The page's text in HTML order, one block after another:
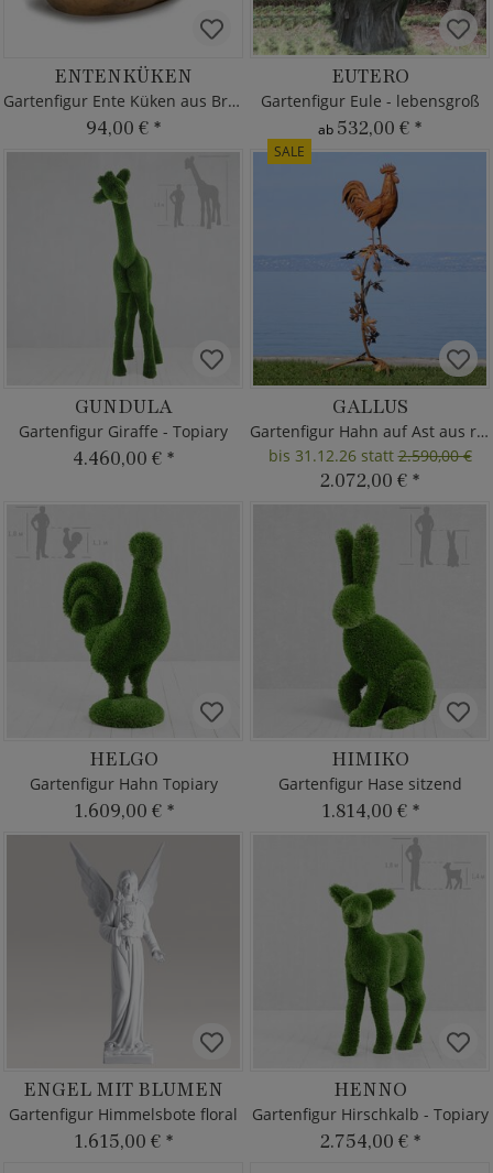
ENTENKÜKEN
Gartenfigur Ente Küken aus Bronze
94,00 € *
EUTERO
Gartenfigur Eule - lebensgroß
ab 532,00 € *
GUNDULA
Gartenfigur Giraffe - Topiary
4.460,00 € *
SALE
GALLUS
Gartenfigur Hahn auf Ast aus rostigem Stahl
bis 31.12.26 statt2.590,00 €
2.072,00 € *
HELGO
Gartenfigur Hahn Topiary
1.609,00 € *
HIMIKO
Gartenfigur Hase sitzend
1.814,00 € *
ENGEL MIT BLUMEN
Gartenfigur Himmelsbote floral
1.615,00 € *
HENNO
Gartenfigur Hirschkalb - Topiary
2.754,00 € *